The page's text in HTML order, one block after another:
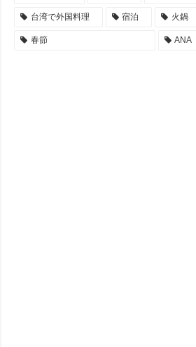
台湾で外国料理 宿泊 火鍋
春節 ANA